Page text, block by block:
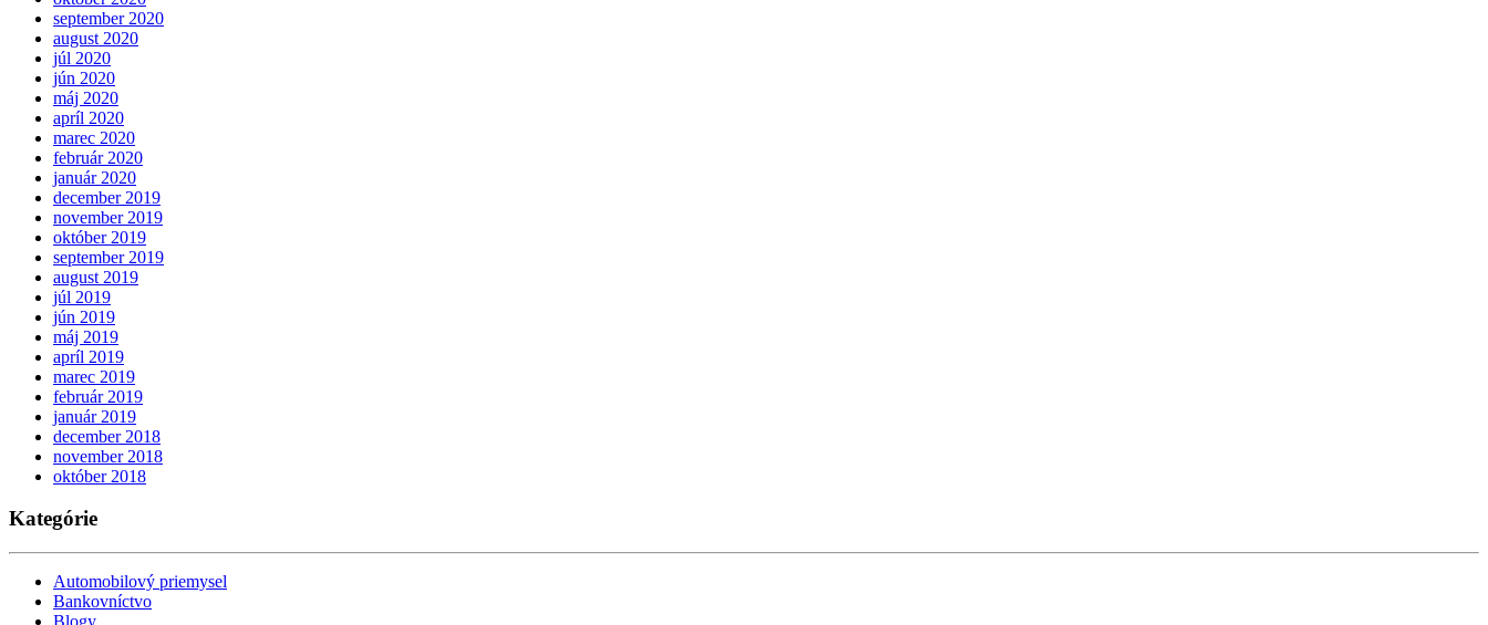
september 2020
august 2020
júl 2020
jún 2020
máj 2020
apríl 2020
marec 2020
február 2020
január 2020
december 2019
november 2019
október 2019
september 2019
august 2019
júl 2019
jún 2019
máj 2019
apríl 2019
marec 2019
február 2019
január 2019
december 2018
november 2018
október 2018
Kategórie
Automobilový priemysel
Bankovníctvo